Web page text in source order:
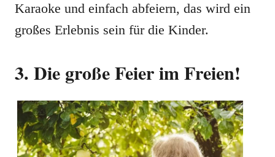
Karaoke und einfach abfeiern, das wird ein
großes Erlebnis sein für die Kinder.
3. Die große Feier im Freien!